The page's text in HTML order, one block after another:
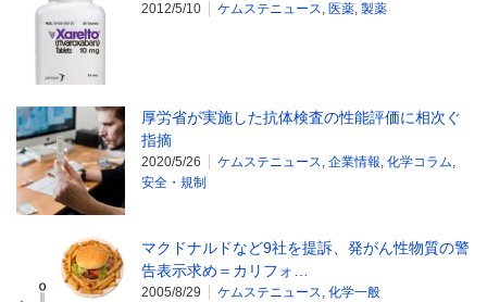
2012/5/10 ケムステニュース, 医薬, 製薬
厚労省が実施した抗体検査の性能評価に相次ぐ
指摘
2020/5/26 ケムステニュース, 企業情報, 化学コラム,
安全・規制
マクドナルドなど9社を提訴、発がん性物質の警
告表示求め＝カリフォ…
2005/8/29 ケムステニュース, 化学一般